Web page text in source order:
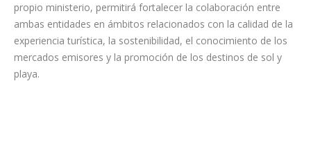
viajes y turoperadores del Reino Unido, y el Ministerio de
Industria y Turismo. Este acuerdo, suscrito en la sede del
propio ministerio, permitirá fortalecer la colaboración entre
ambas entidades en ámbitos relacionados con la calidad de la
experiencia turística, la sostenibilidad, el conocimiento de los